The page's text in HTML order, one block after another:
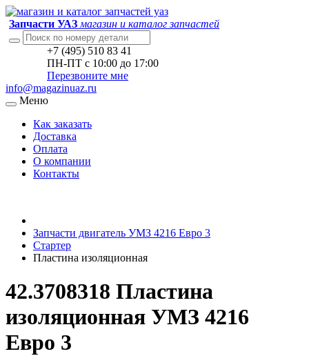
Запчасти УАЗ магазин и каталог запчастей
+7 (495) 510 83 41
ПН-ПТ с 10:00 до 17:00
Перезвоните мне
info@magazinuaz.ru
Меню
Как заказать
Доставка
Оплата
О компании
Контакты
Запчасти двигатель УМЗ 4216 Евро 3
Стартер
Пластина изоляционная
42.3708318 Пластина
изоляционная УМЗ 4216
Евро 3